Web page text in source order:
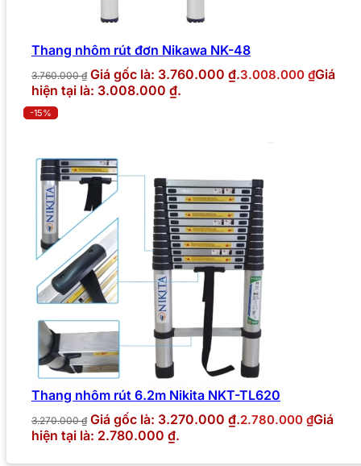
Thang nhôm rút đơn Nikawa NK-48
3.760.000₫ Giá gốc là: 3.760.000 ₫.3.008.000 ₫Giá
hiện tại là: 3.008.000 ₫.
-15%
Thang nhôm rút 6.2m Nikita NKT-TL620
3.270.000₫ Giá gốc là: 3.270.000 ₫.2.780.000 ₫Giá
hiện tại là: 2.780.000 ₫.